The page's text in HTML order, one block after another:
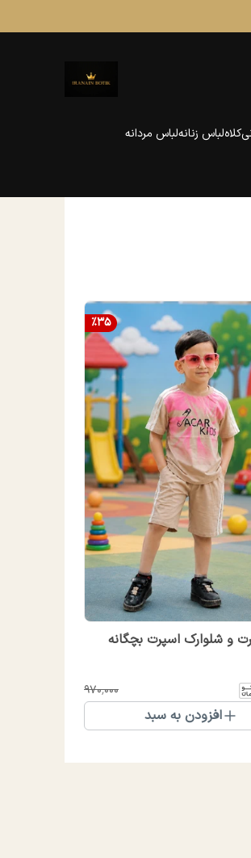
کلاهلباس زنانهلباس مردانه
%35
و شلوارک اسپرت بچگانه
۹۷۰٬۰۰۰
افزودن به سبد